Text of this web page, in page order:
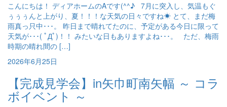
こんにちは！ ディアホームのAです(^^♪ 7月に突入し、気温もぐ
ぅぅぅんと上がり、夏！！！な天気の日々ですね☀ とて、まだ梅
雨真っ只中･･･。 昨日まで晴れてたのに、予定がある今日に限って
天気が･･･( ﾟДﾟ)！！ みたいな日もありますよね･･･。 ただ、梅雨
時期の晴れ間の […]
2026年6月25日
【完成見学会】in矢巾町南矢幅 ～ コラ
ボイベント ～